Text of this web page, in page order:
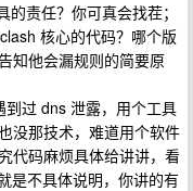
责任？你可真会找茬；
核心的代码？哪个版
知他会漏规则的简要原
过 dns 泄露，用个工具
没那技术，难道用个软件
代码麻烦具体给讲讲，看
是不具体说明，你讲的有